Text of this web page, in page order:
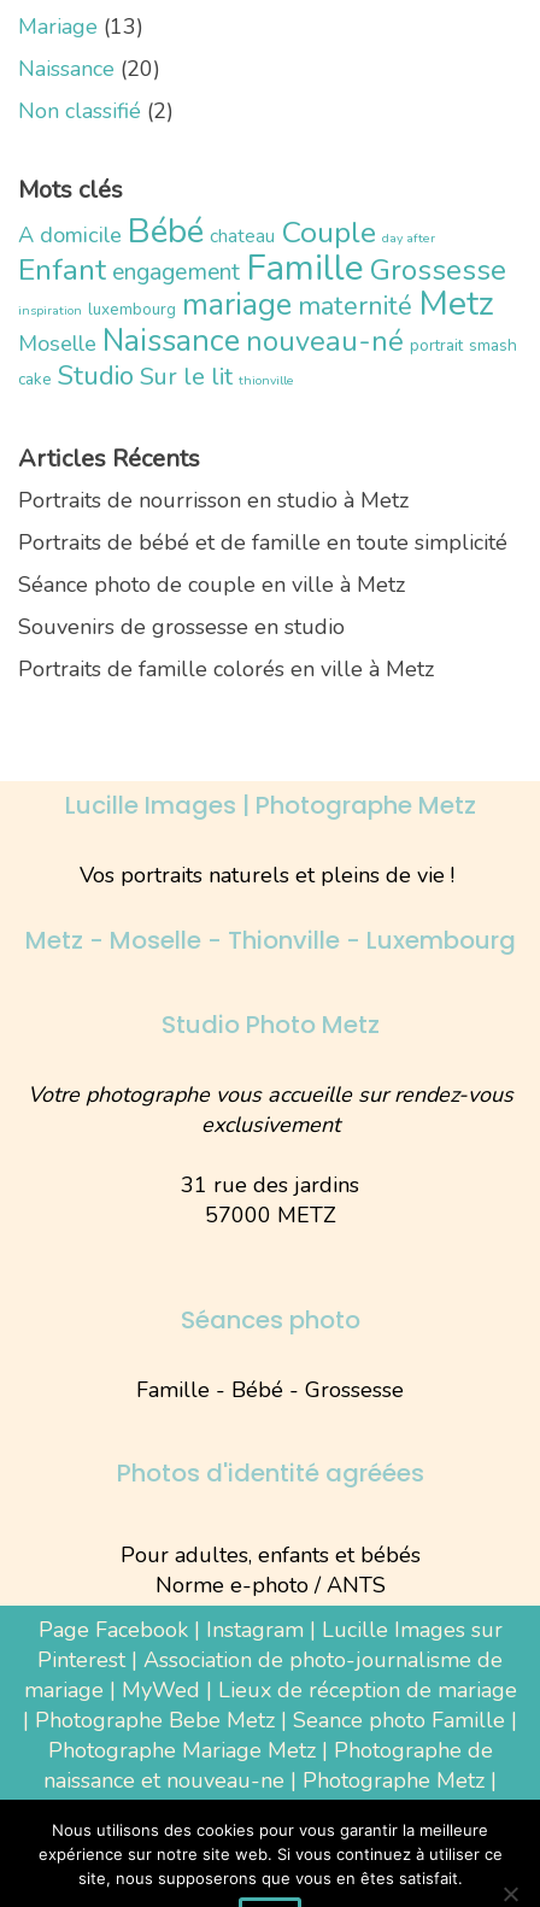
Mariage (13)
Naissance (20)
Non classifié (2)
Mots clés
A domicile Bébé chateau Couple day after
Enfant engagement Famille Grossesse
inspiration luxembourg mariage maternité Metz
Moselle Naissance nouveau-né portrait smash
cake Studio Sur le lit thionville
Articles Récents
Portraits de nourrisson en studio à Metz
Portraits de bébé et de famille en toute simplicité
Séance photo de couple en ville à Metz
Souvenirs de grossesse en studio
Portraits de famille colorés en ville à Metz
Lucille Images | Photographe Metz
Vos portraits naturels et pleins de vie !
Metz - Moselle - Thionville - Luxembourg
Studio Photo Metz
Votre photographe vous accueille sur rendez-vous
exclusivement
31 rue des jardins
57000 METZ
Séances photo
Famille - Bébé - Grossesse
Photos d'identité agréées
Pour adultes, enfants et bébés
Norme e-photo / ANTS
Page Facebook| Instagram| Lucille Images sur
Pinterest| Association de photo-journalisme de
mariage | MyWed | Lieux de réception de mariage
| Photographe Bebe Metz | Seance photo Famille |
Photographe Mariage Metz| Photographe de
naissance et nouveau-ne | Photographe Metz |
Luxembourg|Photographe Thionville|
Photographe d'entreprise Metz
Nous utilisons des cookies pour vous garantir la meilleure
expérience sur notre site web. Si vous continuez à utiliser ce
site, nous supposerons que vous en êtes satisfait.